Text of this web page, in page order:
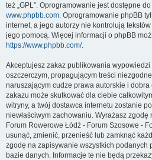
też „GPL”. Oprogramowanie jest dostępne
www.phpbb.com. Oprogramowanie phpBB
internet, a jego autorzy nie kontrolują
jego pomocą. Więcej informacji o phpBB
https://www.phpbb.com/.
Akceptujesz zakaz publikowania
oszczerczym, propagującym treści
naruszającym cudze prawa autorskie i
zakazu może skutkować dla ciebie
witryny, a twój dostawca internetu zostanie
niewłaściwym zachowaniu. Wyrażasz zgodę
Forum Rowerowe Łódź - Forum Szosowe -
usunąć, zmienić, przenieść lub zamknąć
zgodę na zapisywanie wszystkich podanych
bazie danych. Informacje te nie będą